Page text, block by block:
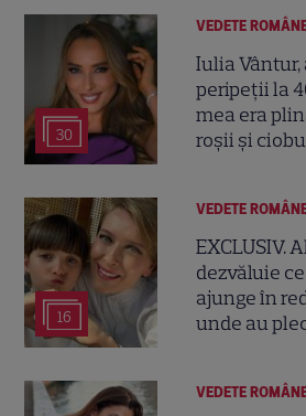
30
VEDETE
Iulia
peripeții la
mea era
roșii și
16
VEDETE
EXCLUSIV.
dezvăluie
ajunge în
unde au
VEDETE